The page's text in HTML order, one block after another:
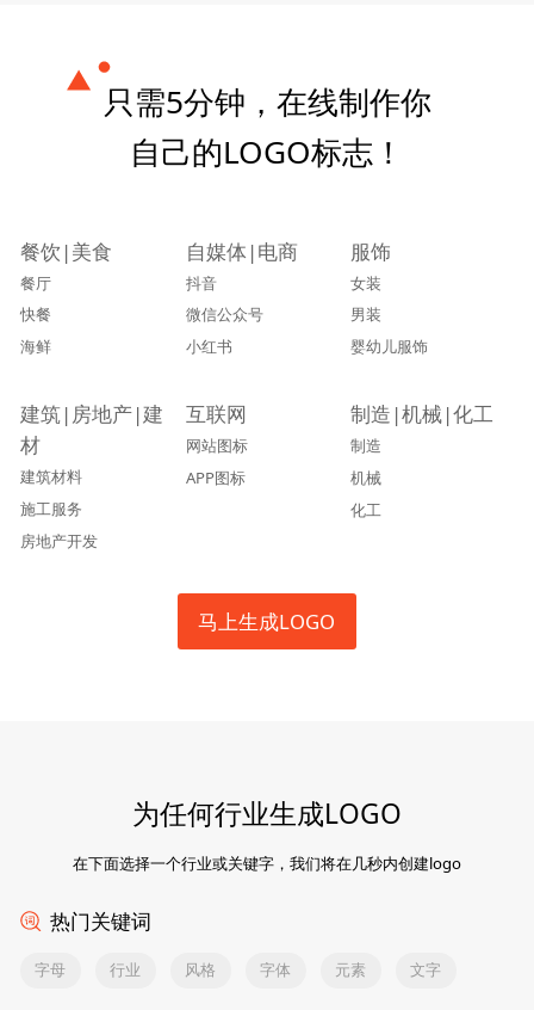
只需5分钟，在线制作你
自己的LOGO标志！
餐饮|美食
餐厅
快餐
海鲜
自媒体|电商
抖音
微信公众号
小红书
服饰
女装
男装
婴幼儿服饰
建筑|房地产|建
材
建筑材料
施工服务
房地产开发
互联网
网站图标
APP图标
制造|机械|化工
制造
机械
化工
马上生成LOGO
为任何行业生成LOGO
在下面选择一个行业或关键字，我们将在几秒内创建logo
热门关键词
字母 行业 风格 字体 元素 文字